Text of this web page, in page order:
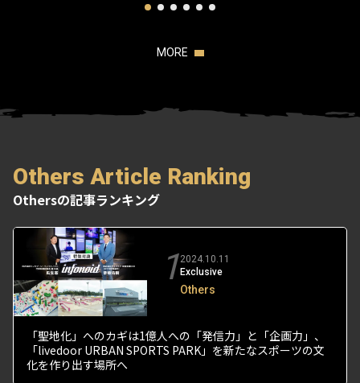
MORE
Others Article Ranking
Othersの記事ランキング
12024.10.11
Exclusive
Others
「聖地化」へのカギは1億人への「発信力」と「企画力」、
「livedoor URBAN SPORTS PARK」を新たなスポーツの文
化を作り出す場所へ